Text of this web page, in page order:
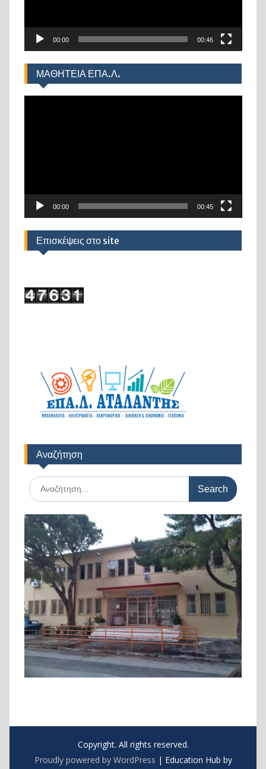
00:00 00:46
ΜΑΘΗΤΕΙΑ ΕΠΑ.Λ.
00:00 00:45
Επισκέψεις στο site
Αναζήτηση
Search
for:
Copyright. All rights reserved.
Proudly powered by WordPress | Education Hub by